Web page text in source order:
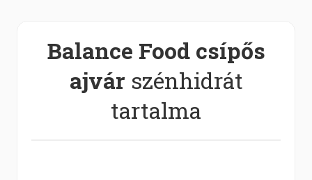
Balance Food csípős
ajvárszénhidrát
tartalma